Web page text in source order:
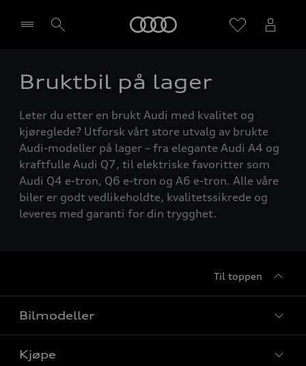
Velg forhandler
Bruktbil på lager
Leter du etter en brukt Audi med kvalitet og
kjøreglede? Utforsk vårt store utvalg av brukte
Audi-modeller på lager – fra elegante Audi A4 og
kraftfulle Audi Q7, til elektriske favoritter som
Audi Q4 e-tron, Q6 e-tron og A6 e-tron. Alle våre
biler er godt vedlikeholdte, kvalitetssikrede og
leveres med garanti for din trygghet.
Til toppen
Bilmodeller
Finn din Audi
Kjøpe